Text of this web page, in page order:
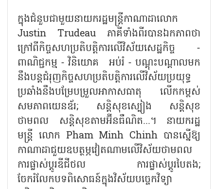
ក្នុងជំនួបជាមួយនាយករដ្ឋមន្ត្រីកាណាដាលោក
Justin Trudeau ភាគីទាំងពីរបានឯកភាពថា
ក្រៅពីកិច្ចសហប្រតិបត្តិការលើវិស័យសេដ្ឋកិច្ច -
ពាណិជ្ជកម្ម - វិនិយោគ អប់រំ - បណ្តុះបណ្តាលមក
នឹងបន្តជំរុញកិច្ចសហប្រតិបត្តិការលើវិស័យប្រយុទ្ធ
ប្រឆាំងនឹងបម្រែបម្រួលអាកាសធាតុ លើកកម្ពស់
សមភាពយេនឌ័រ; សន្តិសុខស្បៀង សន្តិសុខ
ថាមពល សន្តិសុខតាមអ៊ីនធឺណិត...។ នាយករដ្ឋ
មន្ត្រី លោក Pham Minh Chinh បានស្នើឱ្យ
កាណាដាជួយឧបត្ថម្ភវៀតណាមលើវិស័យថាមពល
ការផ្លាស់ប្តូរឌីជីថល ការផ្លាស់ប្តូរបៃតង;
ចែករំលែកបទពិសោធន៍ក្នុងវិស័យបច្ចេកវិទ្យា